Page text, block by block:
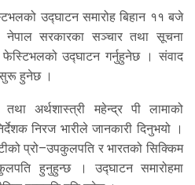
उद्घाटन समारोह बिहान ११ बजे
सरकारका सञ्चार तथा सूचना
फेस्टिभलको उद्घाटन गर्नुहुनेछ । संवाद
हुनेछ ।
अर्थशास्त्री महेन्द्र पी लामाको
निरज भारीले जानकारी दिनुभयो ।
प्रो–उपकुलपति र भारतको सिक्किम
हुनुहुन्छ । उद्घाटन समारोहमा